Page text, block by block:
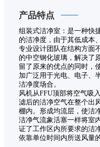
产品特点
组装式洁净室：是一种快
的洁净度，由于其低成本
专业设计团队在结构方面
的中空钢化玻璃，解决了
留了原来的优点的同时，
加广泛用于光电、电子、
洁净度场合。
风机从FFU顶部将空气吸
滤后的洁净空气在整个出
棚内。形成均流层，使洁
洁净气流象活塞一样将室
证了工作区内所要求的洁
依靠单位时间内所送风量